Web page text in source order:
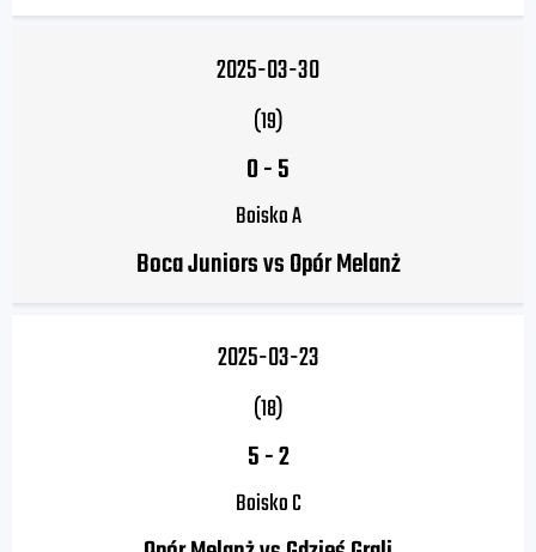
2025-03-30
(19)
0-5
Boisko A
Boca Juniors vs Opór Melanż
2025-03-23
(18)
5-2
Boisko C